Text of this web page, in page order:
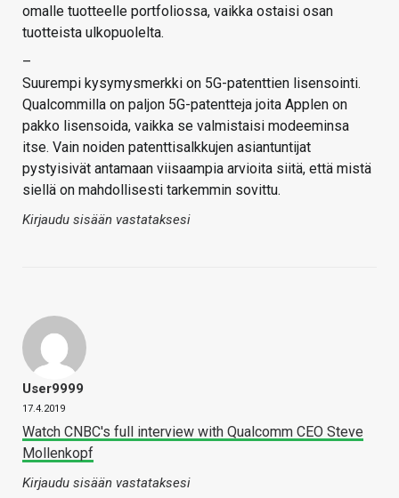
omalle tuotteelle portfoliossa, vaikka ostaisi osan
tuotteista ulkopuolelta.
–
Suurempi kysymysmerkki on 5G-patenttien lisensointi.
Qualcommilla on paljon 5G-patentteja joita Applen on
pakko lisensoida, vaikka se valmistaisi modeeminsa
itse. Vain noiden patenttisalkkujen asiantuntijat
pystyisivät antamaan viisaampia arvioita siitä, että mistä
siellä on mahdollisesti tarkemmin sovittu.
Kirjaudu sisään vastataksesi
User9999
17.4.2019
Watch CNBC's full interview with Qualcomm CEO Steve
Mollenkopf
Kirjaudu sisään vastataksesi